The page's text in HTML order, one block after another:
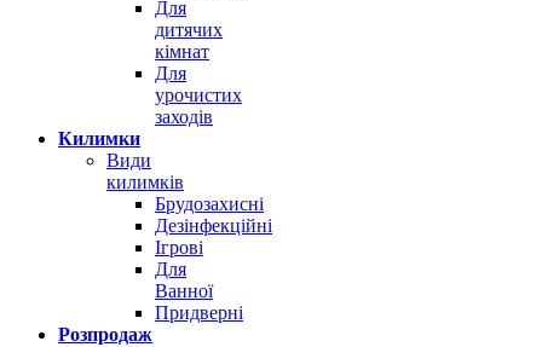
Для
дитячих
кімнат
Для
урочистих
заходів
Килимки
Види
килимків
Брудозахисні
Дезінфекційні
Ігрові
Для
Ванної
Придверні
Розпродаж